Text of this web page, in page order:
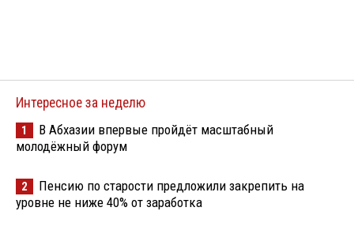
Интересное за неделю
1
В Абхазии впервые пройдёт масштабный
молодёжный форум
2
Пенсию по старости предложили закрепить на
уровне не ниже 40% от заработка